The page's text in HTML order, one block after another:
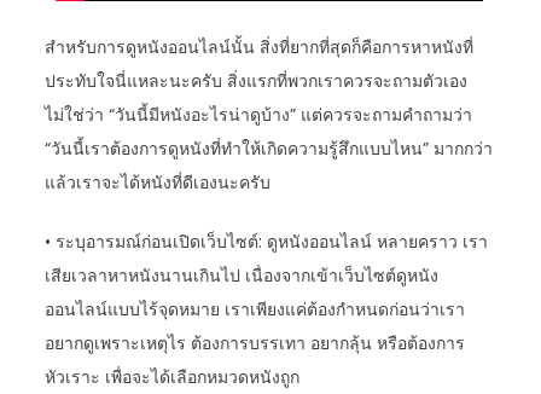
สำหรับการดูหนังออนไลน์นั้น สิ่งที่ยากที่สุดก็คือการหาหนังที่
ประทับใจนี่แหละนะครับ สิ่งแรกที่พวกเราควรจะถามตัวเอง
ไม่ใช่ว่า “วันนี้มีหนังอะไรน่าดูบ้าง” แต่ควรจะถามคำถามว่า
“วันนี้เราต้องการดูหนังที่ทำให้เกิดความรู้สึกแบบไหน” มากกว่า
แล้วเราจะได้หนังที่ดีเองนะครับ
• ระบุอารมณ์ก่อนเปิดเว็บไซต์: ดูหนังออนไลน์ หลายคราว เรา
เสียเวลาหาหนังนานเกินไป เนื่องจากเข้าเว็บไซต์ดูหนัง
ออนไลน์แบบไร้จุดหมาย เราเพียงแค่ต้องกำหนดก่อนว่าเรา
อยากดูเพราะเหตุไร ต้องการบรรเทา อยากลุ้น หรือต้องการ
หัวเราะ เพื่อจะได้เลือกหมวดหนังถูก